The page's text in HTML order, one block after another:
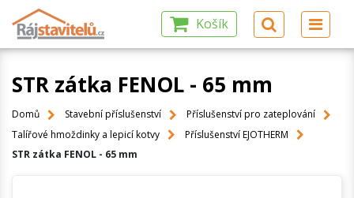
Košík
STR zátka FENOL - 65 mm
Domů Stavební příslušenství
Příslušenství pro zateplování
Talířové hmoždinky a lepicí kotvy
Příslušenství EJOTHERM
STR zátka FENOL - 65 mm